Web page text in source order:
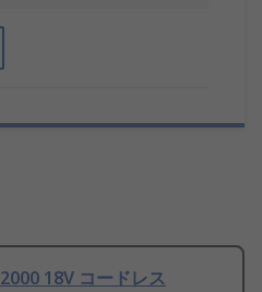
18V コードレス